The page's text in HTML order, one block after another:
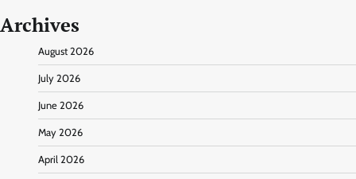
Archives
August 2026
July 2026
June 2026
May 2026
April 2026